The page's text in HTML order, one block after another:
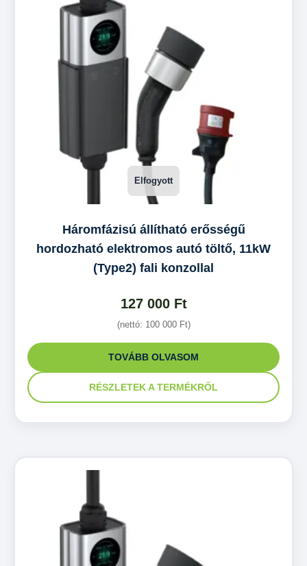
Háromfázisú állítható erősségű
hordozható elektromos autó töltő, 11kW
(Type2) fali konzollal
127 000 Ft
(nettó: 100 000 Ft)
TOVÁBB OLVASOM
RÉSZLETEK A TERMÉKRŐL